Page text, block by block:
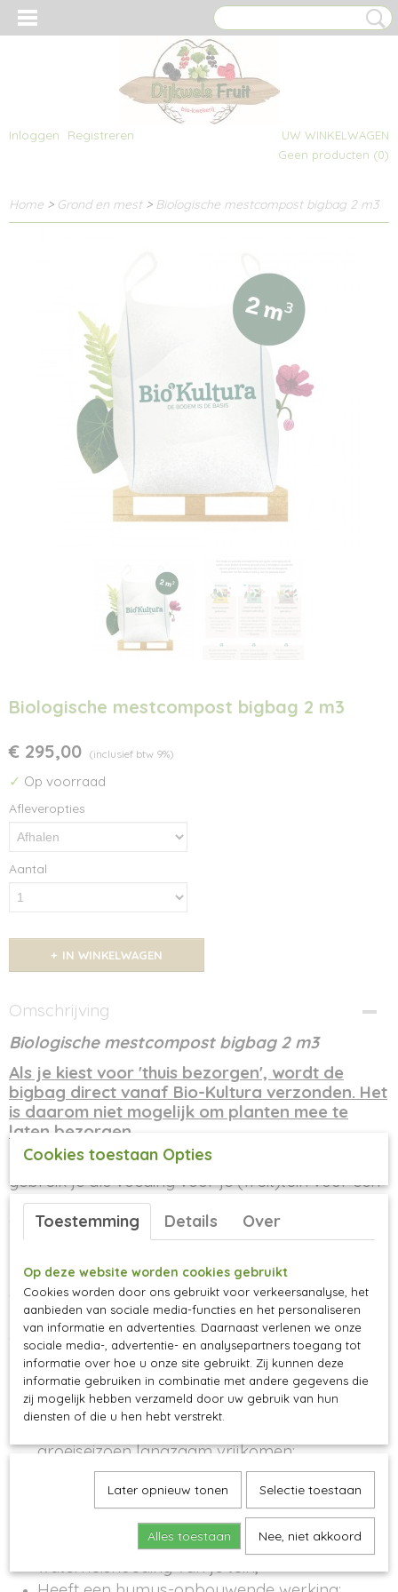
Inloggen Registreren
UW WINKELWAGEN
Geen producten (0)
Home > Grond en mest> Biologische mestcompost bigbag 2 m3
Biologische mestcompost bigbag 2 m3
€ 295,00 (inclusief btw 9%)
✓ Op voorraad
Afleveropties
Aantal
IN WINKELWAGEN
Omschrijving
Biologische mestcompost bigbag 2 m3
Als je kiest voor 'thuis bezorgen', wordt de
bigbag direct vanaf Bio-Kultura verzonden. Het
is daarom niet mogelijk om planten mee te
laten bezorgen.
De biologische mestcompost van Bio-Kultura
gebruik je als voeding voor je (fruit)tuin voor een
heel jaar. De mestcompost bestaat uit een
combinatie van dierlijke bemesting en
plantaardige compostsoorten. Met de biologische
bodemleven en verbeter je de waterhuishouding
van je tuin.
Met de mestcompost hoef je door het jaar heen
geen voeding toe te voegen.
De mestcompost:
Is rijk aan voedingsstoffen die tijdens het
groeiseizoen langzaam vrijkomen;
Bevat spoorelementen, schimmels en
bacteriën (essentieel voor bodemleven en
Verzorgt en verbetert het bodemleven en de
waterhuishouding van je tuin;
Cookies toestaan Opties
Toestemming Details Over
Op deze website worden cookies gebruikt
Cookies worden door ons gebruikt voor verkeersanalyse, het
aanbieden van sociale media-functies en het personaliseren
van informatie en advertenties. Daarnaast verlenen we onze
sociale media-, advertentie- en analysepartners toegang tot
informatie over hoe u onze site gebruikt. Zij kunnen deze
informatie gebruiken in combinatie met andere gegevens die
zij mogelijk hebben verzameld door uw gebruik van hun
diensten of die u hen hebt verstrekt.
Later opnieuw tonen Selectie toestaan
Alles toestaan Nee, niet akkoord